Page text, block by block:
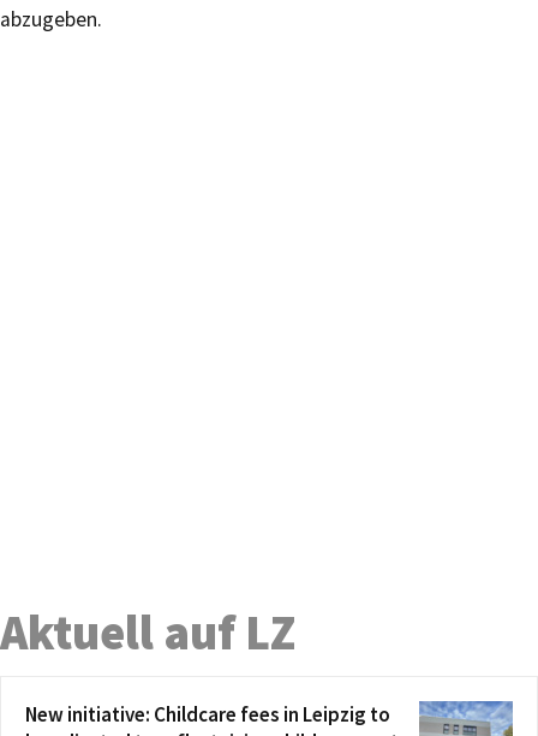
abzugeben.
Aktuell auf LZ
New initiative: Childcare fees in Leipzig to